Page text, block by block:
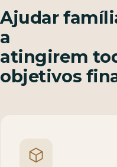
Ajudar
a
atingirem
objetivos